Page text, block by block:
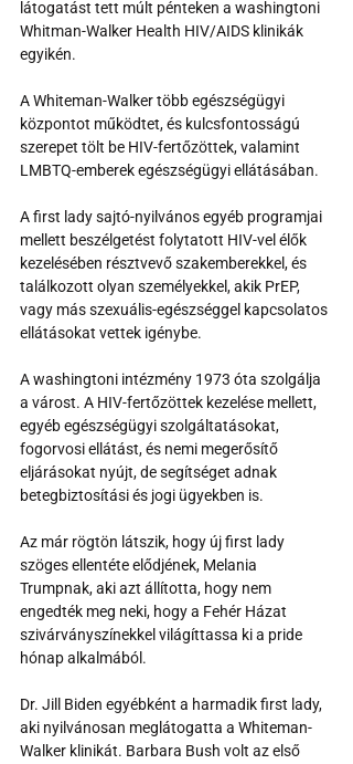
látogatást tett múlt pénteken a washingtoni
Whitman-Walker Health HIV/AIDS klinikák
egyikén.
A Whiteman-Walker több egészségügyi
központot működtet, és kulcsfontosságú
szerepet tölt be HIV-fertőzöttek, valamint
LMBTQ-emberek egészségügyi ellátásában.
A first lady sajtó-nyilvános egyéb programjai
mellett beszélgetést folytatott HIV-vel élők
kezelésében résztvevő szakemberekkel, és
találkozott olyan személyekkel, akik PrEP,
vagy más szexuális-egészséggel kapcsolatos
ellátásokat vettek igénybe.
A washingtoni intézmény 1973 óta szolgálja
a várost. A HIV-fertőzöttek kezelése mellett,
egyéb egészségügyi szolgáltatásokat,
fogorvosi ellátást, és nemi megerősítő
eljárásokat nyújt, de segítséget adnak
betegbiztosítási és jogi ügyekben is.
Az már rögtön látszik, hogy új first lady
szöges ellentéte elődjének, Melania
Trumpnak, aki azt állította, hogy nem
engedték meg neki, hogy a Fehér Házat
szivárványszínekkel világíttassa ki a pride
hónap alkalmából.
Dr. Jill Biden egyébként a harmadik first lady,
aki nyilvánosan meglátogatta a Whiteman-
Walker klinikát. Barbara Bush volt az első